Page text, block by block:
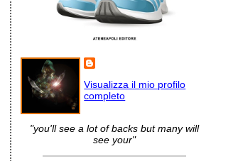
Visualizza il mio profilo
completo
"you'll see a lot of backs but many will
see your"